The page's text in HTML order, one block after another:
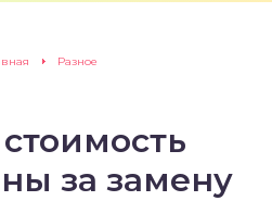
Разное
за замену